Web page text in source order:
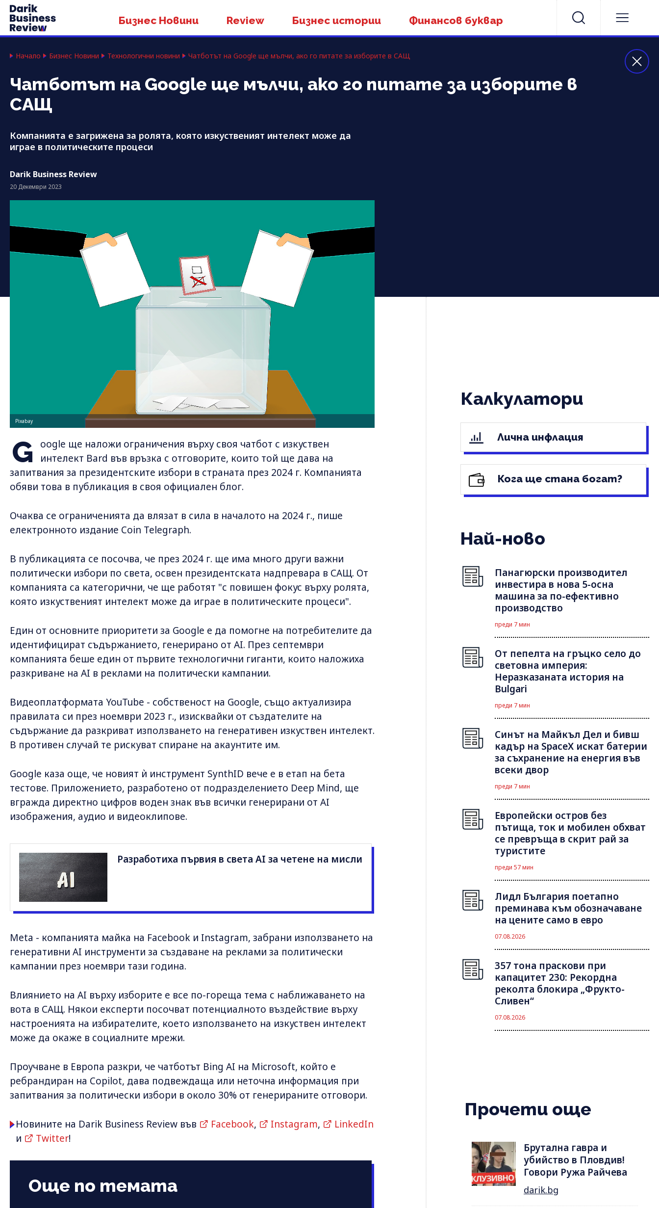
Бизнес Новини Review Бизнес истории Финансов буквар
Начало Бизнес Новини Технологични новини Чатботът на Google ще мълчи, ако го питате за изборите в САЩ
Чатботът на Google ще мълчи, ако го питате за изборите в
САЩ
Компанията е загрижена за ролята, която изкуственият интелект може да
играе в политическите процеси
Darik Business Review
20 Декември 2023
Pixabay
G
oogle ще наложи ограничения върху своя чатбот с изкуствен
интелект Bard във връзка с отговорите, които той ще дава на
запитвания за президентските избори в страната през 2024 г. Компанията
обяви това в публикация в своя официален блог.
Очаква се ограниченията да влязат в сила в началото на 2024 г., пише
електронното издание Coin Telegraph.
В публикацията се посочва, че през 2024 г. ще има много други важни
политически избори по света, освен президентската надпревара в САЩ. От
компанията са категорични, че ще работят "с повишен фокус върху ролята,
която изкуственият интелект може да играе в политическите процеси".
Един от основните приоритети за Google е да помогне на потребителите да
идентифицират съдържанието, генерирано от AI. През септември
компанията беше един от първите технологични гиганти, които наложиха
разкриване на AI в реклами на политически кампании.
Видеоплатформата YouTube - собственост на Google, също актуализира
правилата си през ноември 2023 г., изисквайки от създателите на
съдържание да разкриват използването на генеративен изкуствен интелект.
В противен случай те рискуват спиране на акаунтите им.
Google каза още, че новият ѝ инструмент SynthID вече е в етап на бета
тестове. Приложението, разработено от подразделението Deep Mind, ще
вгражда директно цифров воден знак във всички генерирани от AI
изображения, аудио и видеоклипове.
Разработиха първия в света AI за четене на мисли
Meta - компанията майка на Facebook и Instagram, забрани използването на
генеративни AI инструменти за създаване на реклами за политически
кампании през ноември тази година.
Влиянието на AI върху изборите е все по-гореща тема с наближаването на
вота в САЩ. Някои експерти посочват потенциалното въздействие върху
настроенията на избирателите, което използването на изкуствен интелект
може да окаже в социалните мрежи.
Проучване в Европа разкри, че чатботът Bing AI на Microsoft, който е
ребрандиран на Copilot, дава подвеждаща или неточна информация при
запитвания за политически избори в около 30% от генерираните отговори.
Новините на Darik Business Review във Facebook, Instagram,
LinkedIn
и
Twitter!
Още по темата
Калкулатори
Лична инфлация
Кога ще стана богат?
Най-ново
Панагюрски производител
инвестира в нова 5-осна
машина за по-ефективно
производство
преди 7 мин
От пепелта на гръцко село до
световна империя:
Неразказаната история на
Bulgari
преди 7 мин
Синът на Майкъл Дeл и бивш
кадър на SpaceX искат батерии
за съхранение на енергия във
всеки двор
преди 7 мин
Европейски остров без
пътища, ток и мобилен обхват
се превръща в скрит рай за
туристите
преди 57 мин
Лидл България поетапно
преминава към обозначаване
на цените само в евро
07.08.2026
357 тона праскови при
капацитет 230: Рекордна
реколта блокира „Фрукто-
Сливен“
07.08.2026
Прочети още
Брутална гавра и
убийство в Пловдив!
Говори Ружа Райчева
darik.bg